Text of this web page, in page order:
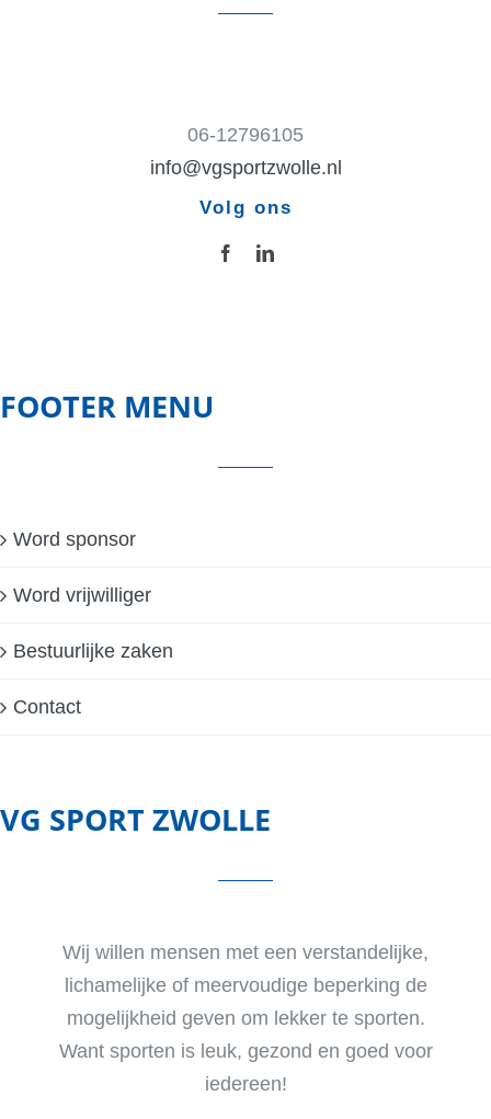
06-12796105
info@vgsportzwolle.nl
Volg ons
FOOTER MENU
Word sponsor
Word vrijwilliger
Bestuurlijke zaken
Contact
VG SPORT ZWOLLE
Wij willen mensen met een verstandelijke,
lichamelijke of meervoudige beperking de
mogelijkheid geven om lekker te sporten.
Want sporten is leuk, gezond en goed voor
iedereen!